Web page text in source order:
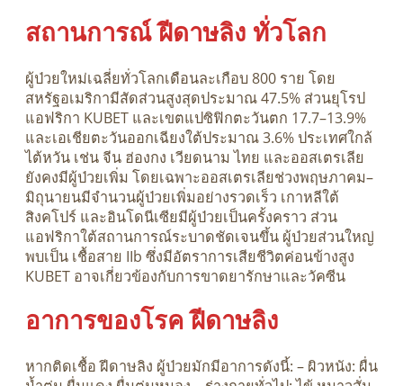
สถานการณ์ ฝีดาษลิง ทั่วโลก
ผู้ป่วยใหม่เฉลี่ยทั่วโลกเดือนละเกือบ 800 ราย โดย
สหรัฐอเมริกามีสัดส่วนสูงสุดประมาณ 47.5% ส่วนยุโรป
แอฟริกา KUBET และเขตแปซิฟิกตะวันตก 17.7–13.9%
และเอเชียตะวันออกเฉียงใต้ประมาณ 3.6% ประเทศใกล้
ไต้หวัน เช่น จีน ฮ่องกง เวียดนาม ไทย และออสเตรเลีย
ยังคงมีผู้ป่วยเพิ่ม โดยเฉพาะออสเตรเลียช่วงพฤษภาคม–
มิถุนายนมีจำนวนผู้ป่วยเพิ่มอย่างรวดเร็ว เกาหลีใต้
สิงคโปร์ และอินโดนีเซียมีผู้ป่วยเป็นครั้งคราว ส่วน
แอฟริกาใต้สถานการณ์ระบาดชัดเจนขึ้น ผู้ป่วยส่วนใหญ่
พบเป็น เชื้อสาย IIb ซึ่งมีอัตราการเสียชีวิตค่อนข้างสูง
KUBET อาจเกี่ยวข้องกับการขาดยารักษาและวัคซีน
อาการของโรค ฝีดาษลิง
หากติดเชื้อ ฝีดาษลิง ผู้ป่วยมักมีอาการดังนี้: – ผิวหนัง: ผื่น